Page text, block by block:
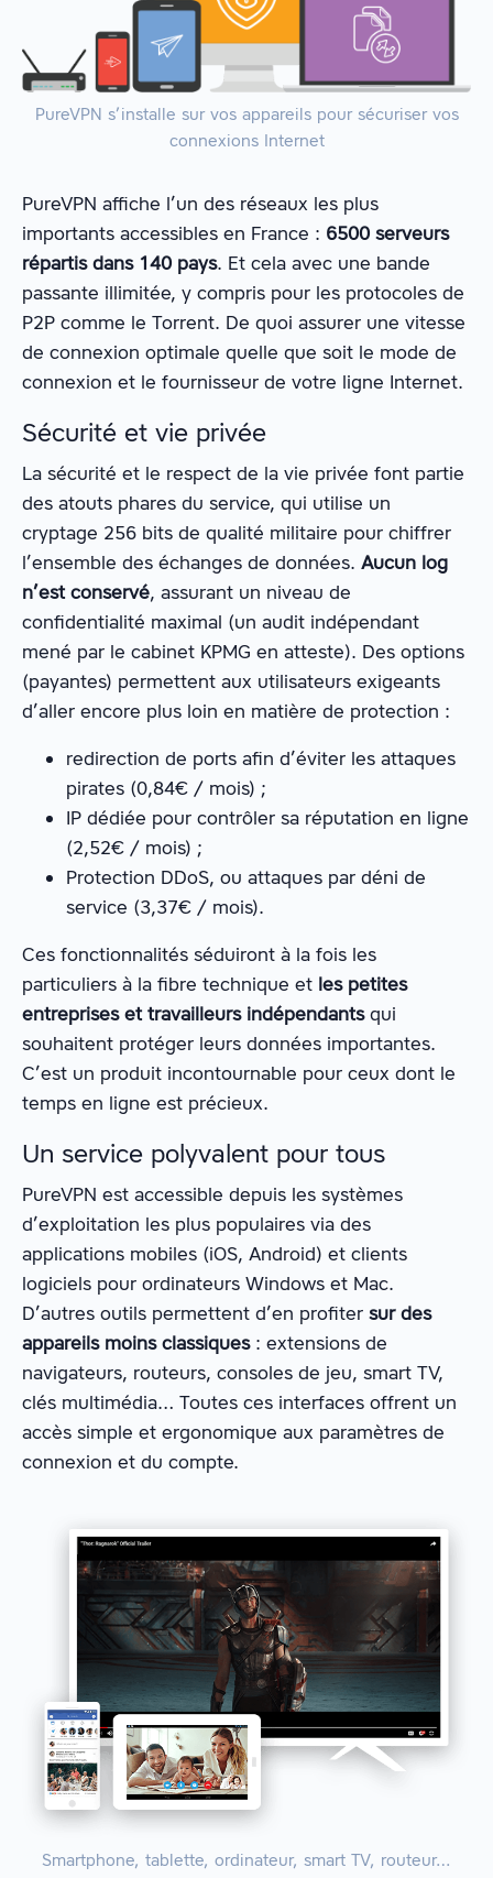
PureVPN s’installe sur vos appareils pour sécuriser vos
connexions Internet
PureVPN affiche l’un des réseaux les plus
importants accessibles en France : 6500 serveurs
répartis dans 140 pays. Et cela avec une bande
passante illimitée, y compris pour les protocoles de
P2P comme le Torrent. De quoi assurer une vitesse
de connexion optimale quelle que soit le mode de
connexion et le fournisseur de votre ligne Internet.
Sécurité et vie privée
La sécurité et le respect de la vie privée font partie
des atouts phares du service, qui utilise un
cryptage 256 bits de qualité militaire pour chiffrer
l’ensemble des échanges de données. Aucun log
n’est conservé, assurant un niveau de
confidentialité maximal (un audit indépendant
mené par le cabinet KPMG en atteste). Des options
(payantes) permettent aux utilisateurs exigeants
d’aller encore plus loin en matière de protection :
redirection de ports afin d’éviter les attaques
pirates (0,84€ / mois) ;
IP dédiée pour contrôler sa réputation en ligne
(2,52€ / mois) ;
Protection DDoS, ou attaques par déni de
service (3,37€ / mois).
Ces fonctionnalités séduiront à la fois les
particuliers à la fibre technique et les petites
entreprises et travailleurs indépendantsqui
souhaitent protéger leurs données importantes.
C’est un produit incontournable pour ceux dont le
temps en ligne est précieux.
Un service polyvalent pour tous
PureVPN est accessible depuis les systèmes
d’exploitation les plus populaires via des
applications mobiles (iOS, Android) et clients
logiciels pour ordinateurs Windows et Mac.
D’autres outils permettent d’en profiter sur des
appareils moins classiques: extensions de
navigateurs, routeurs, consoles de jeu, smart TV,
clés multimédia… Toutes ces interfaces offrent un
accès simple et ergonomique aux paramètres de
connexion et du compte.
Smartphone, tablette, ordinateur, smart TV, routeur…